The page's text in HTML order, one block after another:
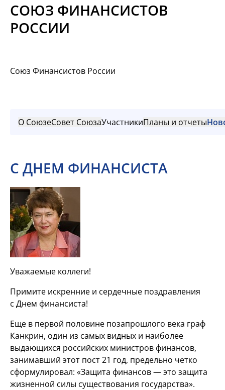
Материалы
СОЮЗ ФИНАНСИСТОВ
РОССИИ
Союз Финансистов России
О СоюзеСовет СоюзаУчастникиПланы и отчеты
С ДНЕМ ФИНАНСИСТА
Уважаемые коллеги!
Примите искренние и сердечные поздравления
с Днем финансиста!
Еще в первой половине позапрошлого века граф
Канкрин, один из самых видных и наиболее
выдающихся российских министров финансов,
занимавший этот пост 21 год, предельно четко
сформулировал: «Защита финансов — это защита
жизненной силы существования государства».